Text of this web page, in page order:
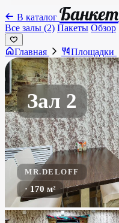
В каталог Банкет
Все залы (2) Пакеты Обзор
Главная Площадки
Зал 2
MR.DELOFF
· 170 м²